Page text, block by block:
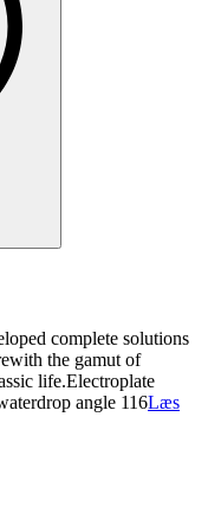
complete solutions
the gamut of
life.Electroplate
angle 116Læs